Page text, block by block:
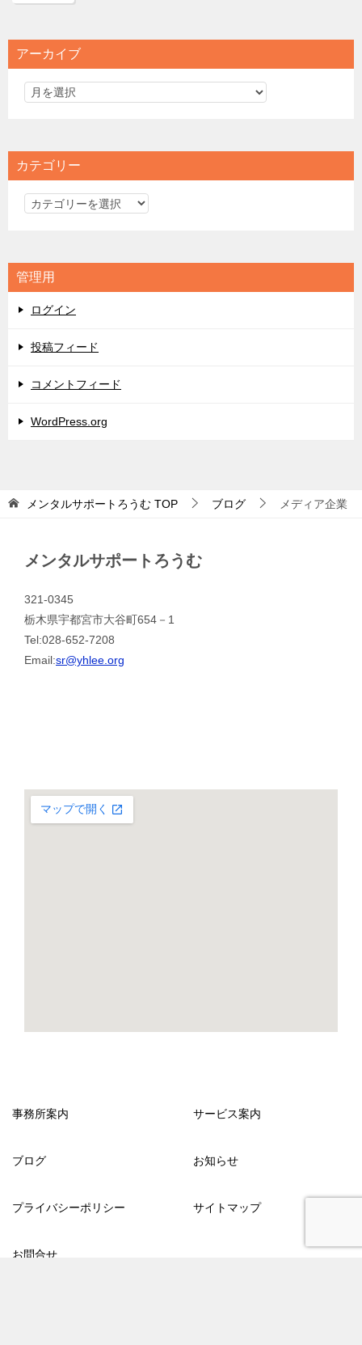
アーカイブ
カテゴリー
カ
リ
ー
管理用
ログイン
投稿フィード
コメントフィード
WordPress.org
メンタルサポートろうむ TOP ブログ メディア企業
メンタルサポートろうむ
321-0345
栃木県宇都宮市大谷町654－1
Tel:028-652-7208
Email:sr@yhlee.org
事務所案内 サービス案内
ブログ お知らせ
プライバシーポリシー サイトマップ
お問合せ